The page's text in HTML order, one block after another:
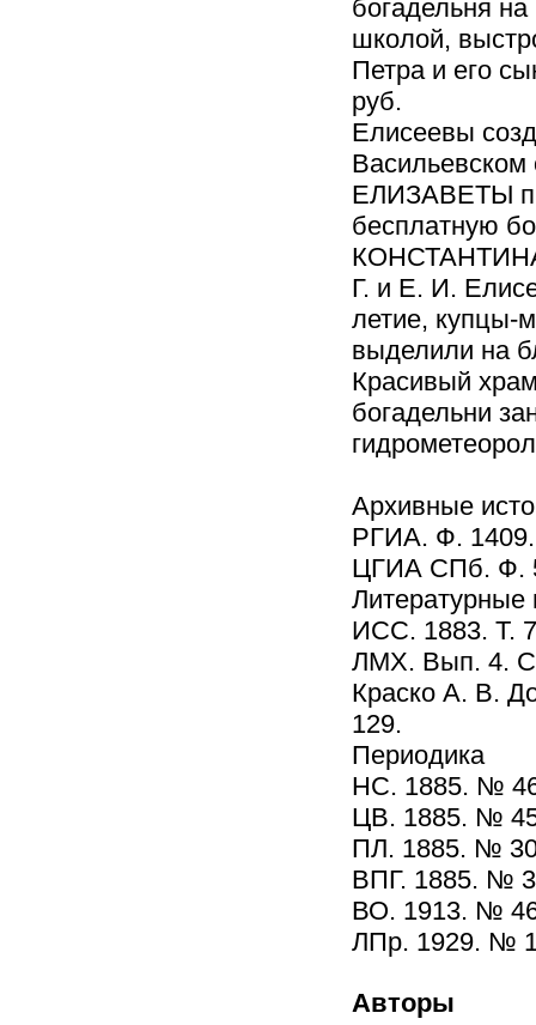
богадельня
школой,
Петра и его
руб.
Елисеевы
ЕЛИЗАВЕТЫ
бесплатную
КОНСТАНТИНА
Г. и Е. И.
летие, купцы-
выделили на
Красивый
богадельни
Архивные
РГИА. Ф.
ЦГИА СПб. Ф.
Литературные
ИСС. 1883. Т.
ЛМХ. Вып. 4.
Краско А. В.
129.
Периодика
НС. 1885. №
ЦВ. 1885. №
ПЛ. 1885. №
ВПГ. 1885. №
ВО. 1913. №
ЛПр. 1929. №
Авторы